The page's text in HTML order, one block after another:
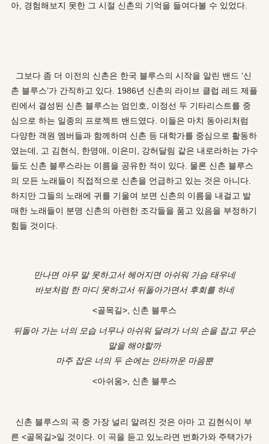
아, 경험해보지 못한 그 시절 신촌의 기억을 들여다볼 수 있었다.
그보다 좀 더 이전의 신촌은 한국 블루스의 시작을 알린 밴드 ‘신
촌 블루스’가 간직하고 있다. 1986년 신촌의 라이브 클럽 레드 제플
린에서 결성된 신촌 블루스는 엄인호, 이정선 두 기타리스트를 중
심으로 하는 일종의 프로젝트 밴드였다. 이들은 마치 동아리처럼
다양한 객원 멤버들과 함께하며 신촌 등 대학가를 중심으로 활동하
였는데, 고 김현식, 한영애, 이은미, 강허달림 같은 내로라하는 가수
들도 신촌 블루스라는 이름을 공유한 적이 있다. 물론 신촌 블루스
의 모든 노래들이 직접적으로 신촌을 언급하고 있는 것은 아니다.
하지만 그들의 노래에 귀를 기울여 보면 신촌의 이름을 내걸고 발
매한 노래들이 분명 신촌의 아련한 조각들을 품고 있음을 부정하기
힘들 것이다.
만나면 아무 말 못하고서 헤어지면 아쉬워 가슴 태우네
바보처럼 한 마디 못하고서 뒤돌아가면서 후회를 하네
<골목길>, 신촌 블루스
뒤돌아 가는 너의 모습 너무나 아쉬워 달려가 너의 손을 잡고 무슨
말을 해야할까
마주 잡은 너의 두 손에는 안타까운 마음뿐
<아쉬움>, 신촌 블루스
신촌 블루스의 곡 중 가장 널리 알려진 것은 아마 고 김현식이 부
른 <골목길>일 것이다. 이 곡을 듣고 있노라면 번화가와 주택가가